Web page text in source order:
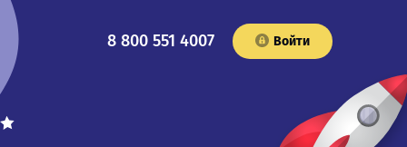
8 800 551 4007 Войти